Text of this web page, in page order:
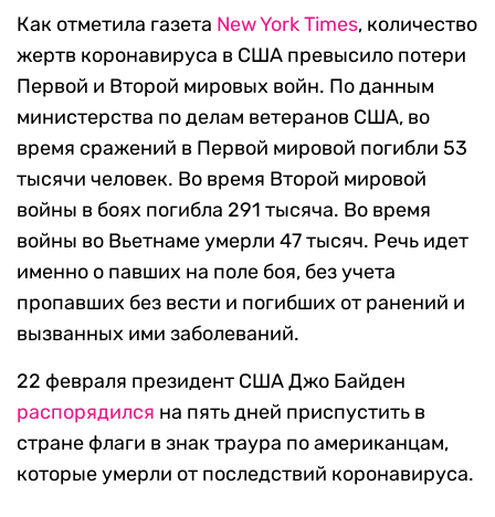
Как отметила газета New York Times, количество
жертв коронавируса в США превысило потери
Первой и Второй мировых войн. По данным
министерства по делам ветеранов США, во
время сражений в Первой мировой погибли 53
тысячи человек. Во время Второй мировой
войны в боях погибла 291 тысяча. Во время
войны во Вьетнаме умерли 47 тысяч. Речь идет
именно о павших на поле боя, без учета
пропавших без вести и погибших от ранений и
вызванных ими заболеваний.
22 февраля президент США Джо Байден
распорядился на пять дней приспустить в
стране флаги в знак траура по американцам,
которые умерли от последствий коронавируса.